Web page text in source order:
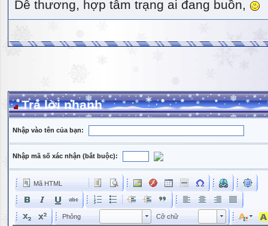
Dễ thương, hợp tâm trạng ai đang buồn,
Trả lời nhanh
Nhập vào tên của bạn:
Nhập mã số xác nhận (bắt buộc):
Mã HTML
Phông Phông Cỡ chữ Kích cỡ phông